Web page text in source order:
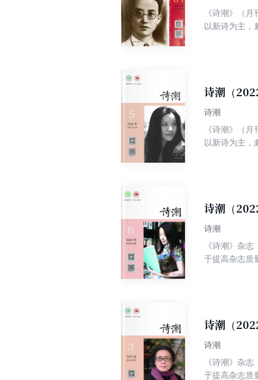
《诗潮》（
以新诗为主，
诗潮（
诗潮
《诗潮》（
以新诗为主，
诗潮（
诗潮
《诗潮》杂
于提高杂志质
诗潮（
诗潮
《诗潮》杂
于提高杂志质